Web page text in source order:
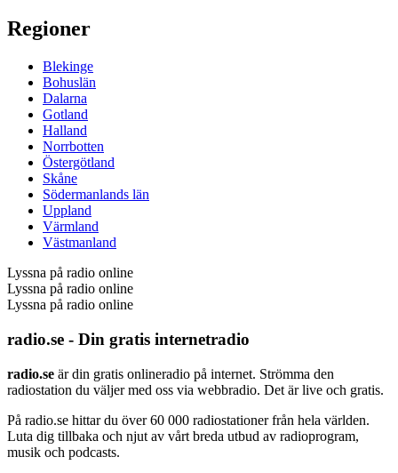
Regioner
Blekinge
Bohuslän
Dalarna
Gotland
Halland
Norrbotten
Östergötland
Skåne
Södermanlands län
Uppland
Värmland
Västmanland
Lyssna på radio online
Lyssna på radio online
Lyssna på radio online
radio.se - Din gratis internetradio
radio.se är din gratis onlineradio på internet. Strömma den
radiostation du väljer med oss via webbradio. Det är live och gratis.
På radio.se hittar du över 60 000 radiostationer från hela världen.
Luta dig tillbaka och njut av vårt breda utbud av radioprogram,
musik och podcasts.